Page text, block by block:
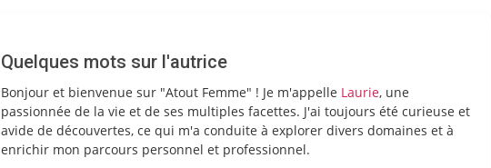
Quelques mots sur l'autrice
Bonjour et bienvenue sur "Atout Femme" ! Je m'appelle Laurie, une
passionnée de la vie et de ses multiples facettes. J'ai toujours été curieuse et
avide de découvertes, ce qui m'a conduite à explorer divers domaines et à
enrichir mon parcours personnel et professionnel.